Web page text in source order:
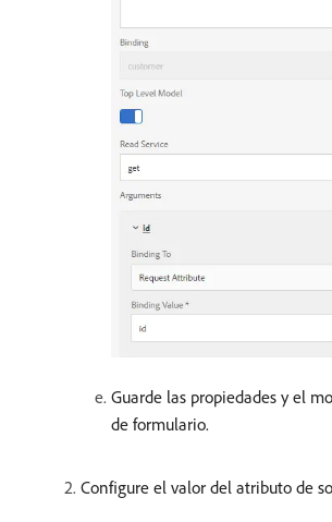
Guarde las propiedades y el
de formulario.
Configure el valor del atributo de